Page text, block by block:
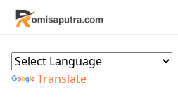
Translate